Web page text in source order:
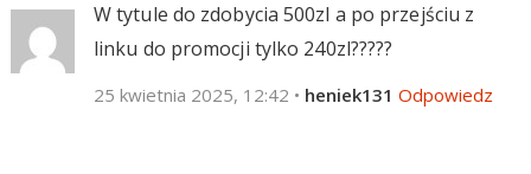
W tytule do zdobycia 500zl a po przejściu z
linku do promocji tylko 240zl?????
25 kwietnia 2025, 12:42 • heniek131 Odpowiedz